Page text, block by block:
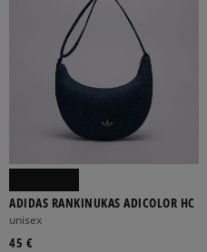
ADIDAS RANKINUKAS ADICOLOR HC
unisex
45 €